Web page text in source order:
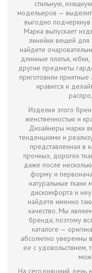
стильную,
модельеров —
выгодно подчеркнув
Марка выпускает
линейки вещей
найдете
длинные платья,
другие предметы
приготовили
нравится и
Изделия этого
женственностью и
Дизайнеры марки
тенденциями и
представленная в
прочных, дорогих
даже после
форму и
натуральные ткани
дискомфорта и
найдете именно
качество. Мы
бренда, поэтому
каталоге —
абсолютно уверенны
ее с удовольствием,
На сегодняшний день